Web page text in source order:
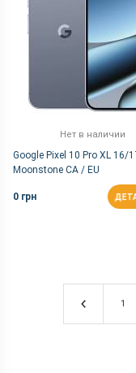
Нет в наличии
Google Pixel 10 Pro XL 16/
Moonstone CA / EU
0 грн
1